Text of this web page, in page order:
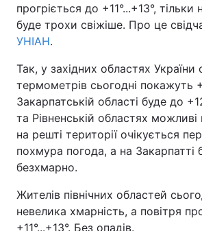
прогріється до +11°...+13°, тільки
буде трохи свіжіше. Про це
УНІАН.
Так, у західних областях України
термометрів сьогодні покажуть
Закарпатській області буде до
та Рівненській областях можливі
на решті території очікується
похмура погода, а на Закарпатті
безхмарно.
Жителів північних областей
невелика хмарність, а повітря
+11°...+13°. Без опадів.